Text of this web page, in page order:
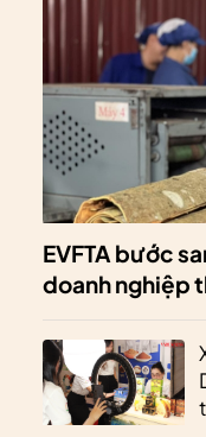
EVFTA bước
doanh nghiệp